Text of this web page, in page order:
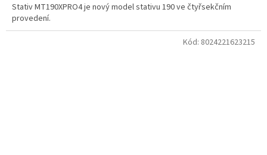
Stativ MT190XPRO4 je nový model stativu 190 ve čtyřsekčním
provedení.
Kód: 8024221623215